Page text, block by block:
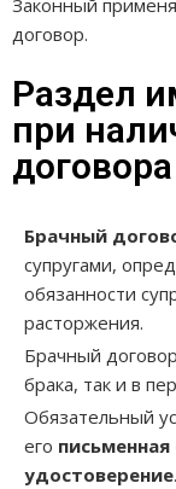
Законный
договор.
Раздел
при
договора
Брачный
супругами,
обязанности
расторжения.
Брачный
брака, так и в
Обязательный
его
удостоверение.